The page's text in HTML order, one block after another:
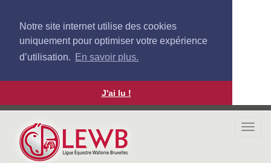
Notre site internet utilise des cookies
uniquement pour optimiser votre expérience
d’utilisation. En savoir plus.
J'ai lu !
Aller
contenu
principal